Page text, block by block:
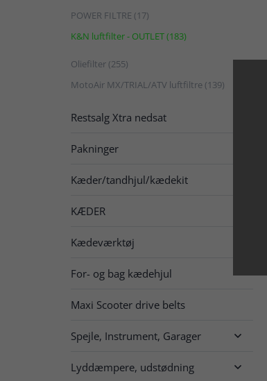
POWER FILTRE (17)
K&N luftfilter - OUTLET (183)
Oliefilter (255)
MotoAir MX/TRIAL/ATV luftfiltre (139)
Restsalg Xtra nedsat
Pakninger
Kæder/tandhjul/kædekit
KÆDER
Kædeværktøj
For- og bag kædehjul 
Maxi Scooter drive belts
Spejle, Instrument, Garager 
Lyddæmpere, udstødning 